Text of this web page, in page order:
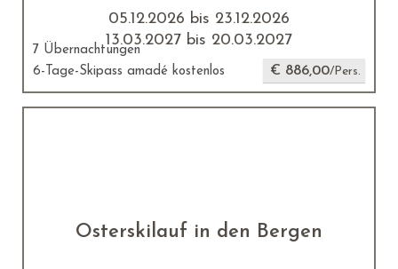
05.12.2026 bis 23.12.2026
13.03.2027 bis 20.03.2027
7 Übernachtungen
6-Tage-Skipass amadé kostenlos
€ 886,00/Pers.
Osterskilauf in den Bergen